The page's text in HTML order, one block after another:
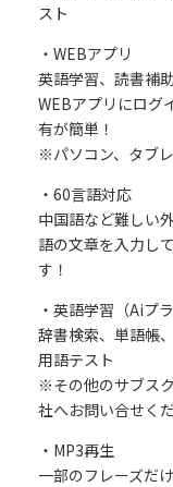
スト
・WEBアプリ
英語学習、読書補
WEBアプリにログ
有が簡単！
※パソコン、タブ
・60言語対応
中国語など難しい
語の文章を入力し
す！
・英語学習（Aiプ
辞書検索、単語帳
用語テスト
※その他のサブス
社へお問い合せくだ
・MP3再生
一部のフレーズだ